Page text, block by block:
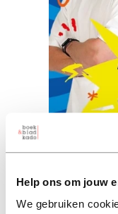
Help ons om jouw
We gebruiken
paperback